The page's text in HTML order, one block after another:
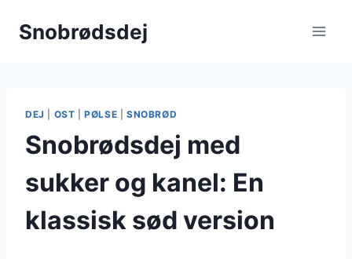
Snobrødsdej
DEJ OST |PØLSE SNOBRØD
Snobrødsdej med
sukker og kanel: En
klassisk sød version